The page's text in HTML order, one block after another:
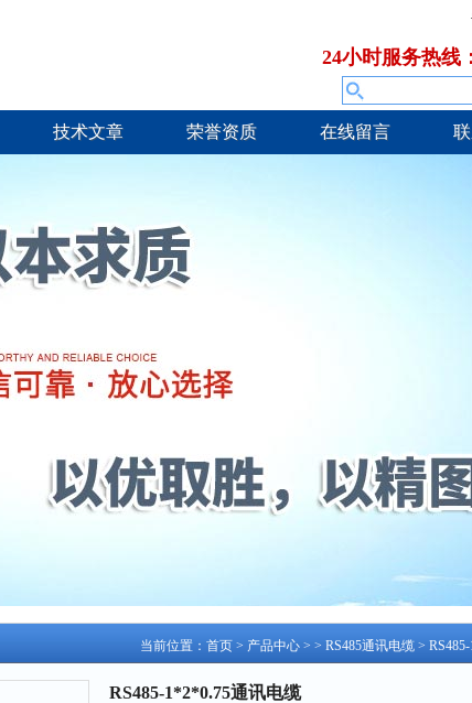
24小时服务热线
技术文章 荣誉资质 在线留言
当前位置： 首页 > 产品中心 > > RS485通讯电缆 >
RS485-1*2*0.75通讯电缆